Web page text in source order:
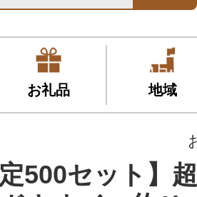
お礼品 地域
定500セット】